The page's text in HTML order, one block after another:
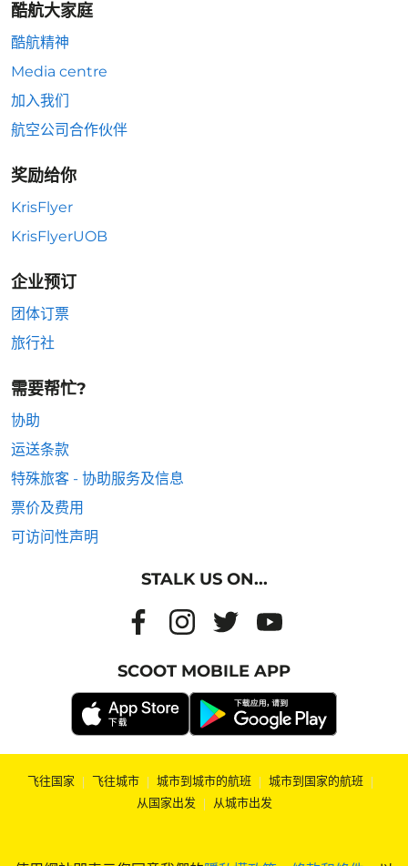
酷航大家庭
酷航精神
Media centre
加入我们
航空公司合作伙伴
奖励给你
KrisFlyer
KrisFlyerUOB
企业预订
团体订票
旅行社
需要帮忙?
协助
运送条款
特殊旅客 - 协助服务及信息
票价及费用
可访问性声明
STALK US ON...
SCOOT MOBILE APP
飞往国家 | 飞往城市 | 城市到城市的航班 | 城市到国家的航班 |
从国家出发 | 从城市出发